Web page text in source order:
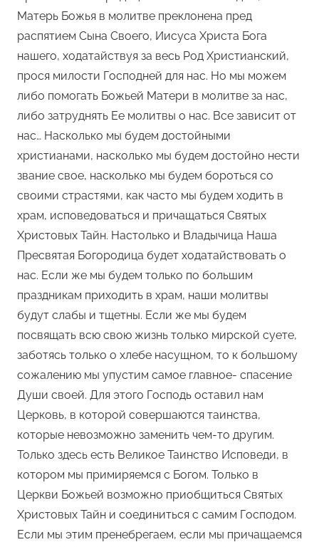
Матерь Божья в молитве преклонена пред
распятием Сына Своего, Иисуса Христа Бога
нашего, ходатайствуя за весь Род Христианский,
прося милости Господней для нас. Но мы можем
либо помогать Божьей Матери в молитве за нас,
либо затруднять Ее молитвы о нас. Все зависит от
нас… Насколько мы будем достойными
христианами, насколько мы будем достойно нести
звание свое, насколько мы будем бороться со
своими страстями, как часто мы будем ходить в
храм, исповедоваться и причащаться Святых
Христовых Тайн. Настолько и Владычица Наша
Пресвятая Богородица будет ходатайствовать о
нас. Если же мы будем только по большим
праздникам приходить в храм, наши молитвы
будут слабы и тщетны. Если же мы будем
посвящать всю свою жизнь только мирской суете,
заботясь только о хлебе насущном, то к большому
сожалению мы упустим самое главное- спасение
Души своей. Для этого Господь оставил нам
Церковь, в которой совершаются таинства,
которые невозможно заменить чем-то другим.
Только здесь есть Великое Таинство Исповеди, в
котором мы примиряемся с Богом. Только в
Церкви Божьей возможно приобщиться Святых
Христовых Тайн и соединиться с самим Господом.
Если мы этим пренебрегаем, если мы причащаемся